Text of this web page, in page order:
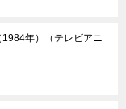
1984年）（テレビアニ